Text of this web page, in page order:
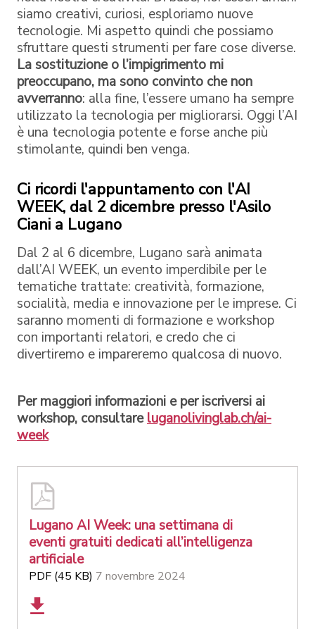
siamo creativi, curiosi, esploriamo nuove
tecnologie. Mi aspetto quindi che possiamo
sfruttare questi strumenti per fare cose diverse.
La sostituzione o l’impigrimento mi
preoccupano, ma sono convinto che non
avverranno: alla fine, l’essere umano ha sempre
utilizzato la tecnologia per migliorarsi. Oggi l’AI
è una tecnologia potente e forse anche più
stimolante, quindi ben venga.
Ci ricordi l'appuntamento con l'AI
WEEK, dal 2 dicembre presso l'Asilo
Ciani a Lugano
Dal 2 al 6 dicembre, Lugano sarà animata
dall’AI WEEK, un evento imperdibile per le
tematiche trattate: creatività, formazione,
socialità, media e innovazione per le imprese. Ci
saranno momenti di formazione e workshop
con importanti relatori, e credo che ci
divertiremo e impareremo qualcosa di nuovo.
Per maggiori informazioni e per iscriversi ai
workshop, consultareluganolivinglab.ch/ai-
week
Lugano AI Week: una settimana di
eventi gratuiti dedicati all’intelligenza
artificiale
PDF (45 KB) 7 novembre 2024